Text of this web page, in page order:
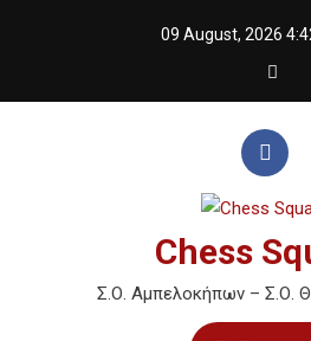
09 August, 2026
Chess
Σ.Ο. Αμπελοκήπων – Σ.Ο.